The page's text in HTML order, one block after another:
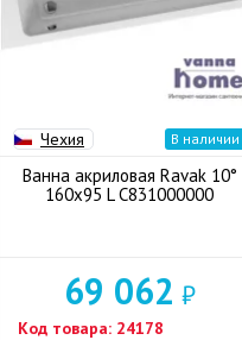
Чехия В наличии
Ванна акриловая Ravak 10°
160x95 L C831000000
69 062 ₽
Код товара: 24178